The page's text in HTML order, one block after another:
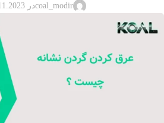
coal_modirدر 07.11.2023